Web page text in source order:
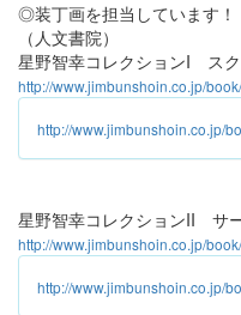
◎装丁画を担当しています！
（人文書院）
星野智幸コレクションI ス
http://www.jimbunshoin.co.jp/
http://www.jimbunshoin.co.jp/
星野智幸コレクションII サ
http://www.jimbunshoin.co.jp/
http://www.jimbunshoin.co.jp/